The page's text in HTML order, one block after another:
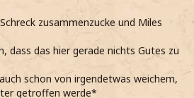
zusammenzucke und Miles
dass das hier gerade nichts Gutes zu
schon von irgendetwas weichem,
getroffen werde*